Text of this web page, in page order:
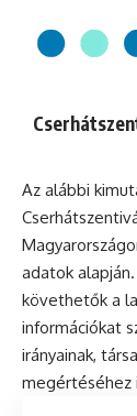
Az alábbi
adatok
követhetők a
információkat
irányainak,
megértéséhez